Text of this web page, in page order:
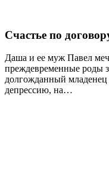
Счастье по
Даша и ее муж Павел
преждевременные роды
долгожданный младенец
депрессию, на…